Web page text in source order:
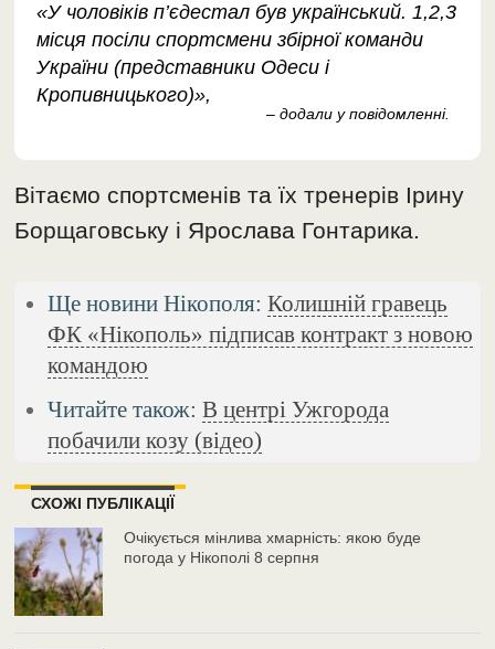
«У чоловіків п’єдестал був український. 1,2,3
місця посіли спортсмени збірної команди
України (представники Одеси і
Кропивницького)»,
– додали у повідомленні.
Вітаємо спортсменів та їх тренерів Ірину
Борщаговську і Ярослава Гонтарика.
Ще новини Нікополя:Колишній гравець
ФК «Нікополь» підписав контракт з новою
командою
Читайте також:В центрі Ужгорода
побачили козу (відео)
СХОЖІ ПУБЛІКАЦІЇ
Очікується мінлива хмарність: якою буде
погода у Нікополі 8 серпня